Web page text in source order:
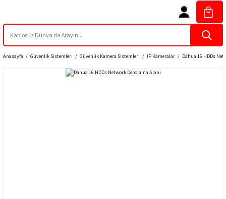
Anasayfa Güvenlik Sistemleri Güvenlik Kamera Sistemleri İP Kameralar Dahua 16 HDDs